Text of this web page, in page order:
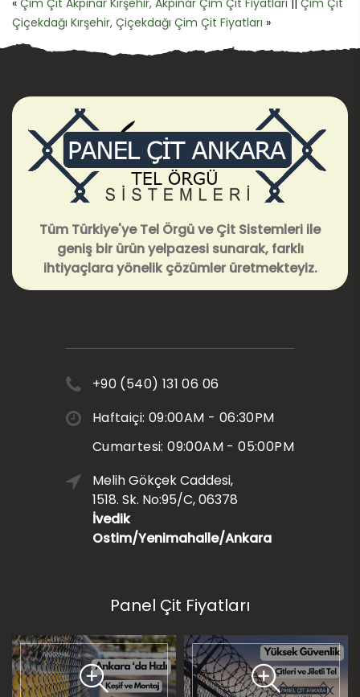
Çiçekdağı Kırşehir, Çiçekdağı Çim Çit Fiyatları »
Tüm Türkiye'ye Tel Örgü ve Çit Sistemleri ile
geniş bir ürün yelpazesi sunarak, farklı
ihtiyaçlara yönelik çözümler üretmekteyiz.
+90 (540) 131 06 06
Haftaiçi: 09:00AM - 06:30PM
Cumartesi: 09:00AM - 05:00PM
Melih Gökçek Caddesi,
1518. Sk. No:95/C, 06378
İvedik
Ostim/Yenimahalle/Ankara
Panel Çit Fiyatları